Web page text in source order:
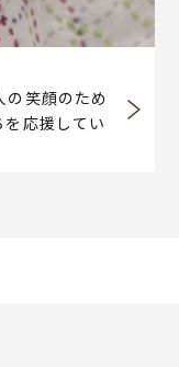
の笑顔のため
応援してい